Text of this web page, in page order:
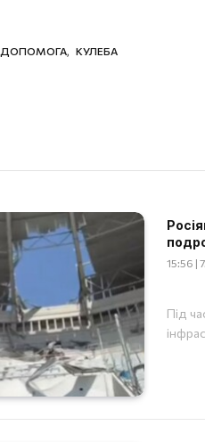
ДОПОМОГА, КУЛЕБА
15:56 |
Під